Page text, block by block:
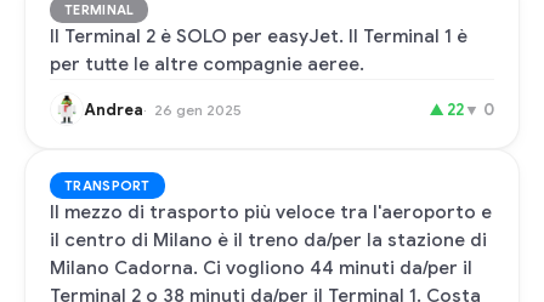
TERMINAL
Il Terminal 2 è SOLO per easyJet. Il Terminal 1 è
per tutte le altre compagnie aeree.
Andrea 26 gen 2025 ▲ 22▼ 0
TRANSPORT
Il mezzo di trasporto più veloce tra l'aeroporto e
il centro di Milano è il treno da/per la stazione di
Milano Cadorna. Ci vogliono 44 minuti da/per il
Terminal 2 o 38 minuti da/per il Terminal 1. Costa